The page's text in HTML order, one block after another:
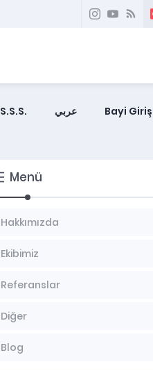
S.S.S. عربي Bayi Giriş
Menü
Hakkımızda
Ekibimiz
Referanslar
Diğer
Blog